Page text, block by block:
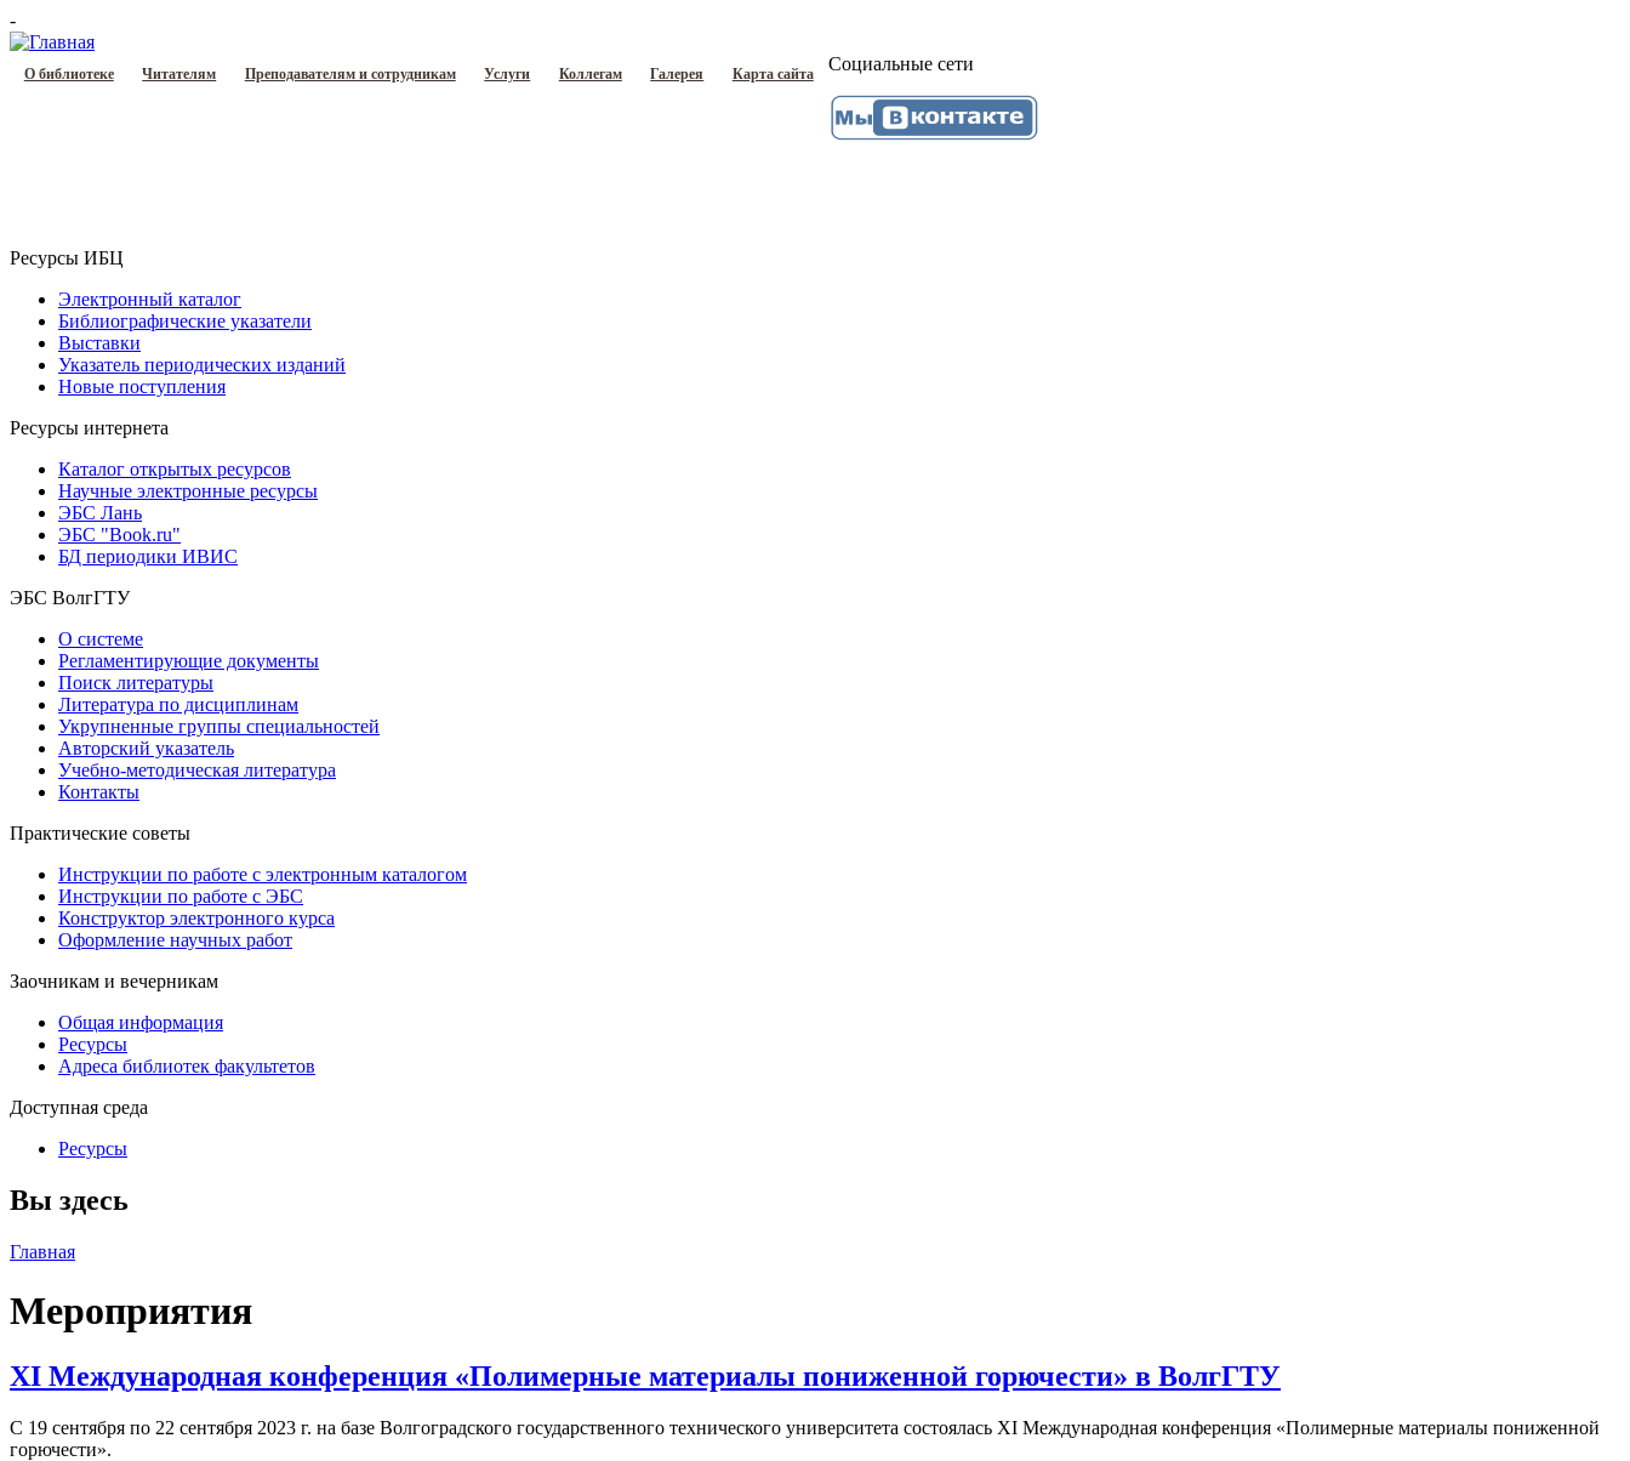
-
О библиотеке Читателям Преподавателям и сотрудникам Услуги Коллегам Галерея Карта сайта Социальные сети
Ресурсы ИБЦ
Электронный каталог
Библиографические указатели
Выставки
Указатель периодических изданий
Новые поступления
Ресурсы интернета
Каталог открытых ресурсов
Научные электронные ресурсы
ЭБС Лань
ЭБС "Book.ru"
БД периодики ИВИС
ЭБС ВолгГТУ
О системе
Регламентирующие документы
Поиск литературы
Литература по дисциплинам
Укрупненные группы специальностей
Авторский указатель
Учебно-методическая литература
Контакты
Практические советы
Инструкции по работе с электронным каталогом
Инструкции по работе с ЭБС
Конструктор электронного курса
Оформление научных работ
Заочникам и вечерникам
Общая информация
Ресурсы
Адреса библиотек факультетов
Доступная среда
Ресурсы
Вы здесь
Главная
Мероприятия
XI Международная конференция «Полимерные материалы пониженной горючести» в ВолгГТУ
С 19 сентября по 22 сентября 2023 г. на базе Волгоградского государственного технического университета состоялась XI Международная конференция «Полимерные материалы пониженной
горючести».